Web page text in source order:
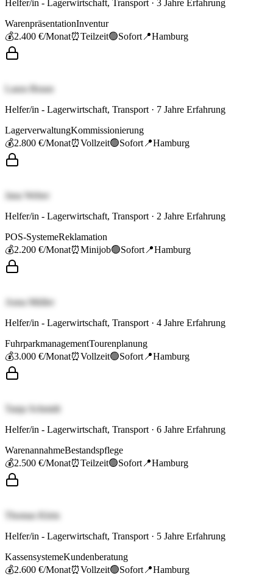
Helfer/in - Lagerwirtschaft, Transport · 3 Jahre Erfahrung
WarenpräsentationInventur
💰2.400 €/Monat⏰Teilzeit🟢Sofort 📍Hamburg
Laura Braun
Helfer/in - Lagerwirtschaft, Transport · 7 Jahre Erfahrung
LagerverwaltungKommissionierung
💰2.800 €/Monat⏰Vollzeit🟢Sofort 📍Hamburg
Jana Weber
Helfer/in - Lagerwirtschaft, Transport · 2 Jahre Erfahrung
POS-SystemeReklamation
💰2.200 €/Monat⏰Minijob🟢Sofort 📍Hamburg
Anna Müller
Helfer/in - Lagerwirtschaft, Transport · 4 Jahre Erfahrung
FuhrparkmanagementTourenplanung
💰3.000 €/Monat⏰Vollzeit🟢Sofort 📍Hamburg
Tanja Schmidt
Helfer/in - Lagerwirtschaft, Transport · 6 Jahre Erfahrung
WarenannahmeBestandspflege
💰2.500 €/Monat⏰Teilzeit🟢Sofort 📍Hamburg
Thomas Klein
Helfer/in - Lagerwirtschaft, Transport · 5 Jahre Erfahrung
KassensystemeKundenberatung
💰2.600 €/Monat⏰Vollzeit🟢Sofort 📍Hamburg